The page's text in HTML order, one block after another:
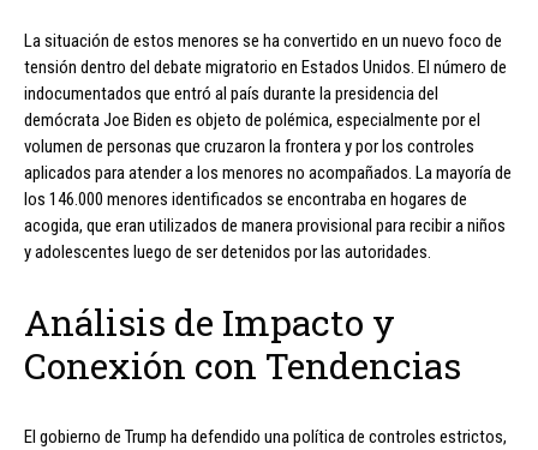
La situación de estos menores se ha convertido en un nuevo foco de
tensión dentro del debate migratorio en Estados Unidos. El número de
indocumentados que entró al país durante la presidencia del
demócrata Joe Biden es objeto de polémica, especialmente por el
volumen de personas que cruzaron la frontera y por los controles
aplicados para atender a los menores no acompañados. La mayoría de
los 146.000 menores identificados se encontraba en hogares de
acogida, que eran utilizados de manera provisional para recibir a niños
y adolescentes luego de ser detenidos por las autoridades.
Análisis de Impacto y
Conexión con Tendencias
El gobierno de Trump ha defendido una política de controles estrictos,